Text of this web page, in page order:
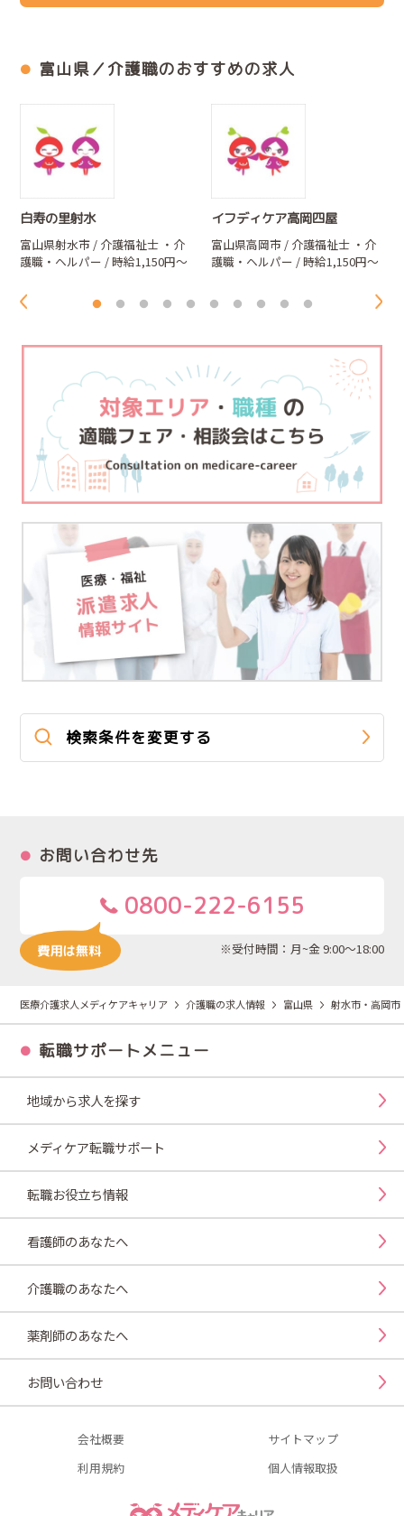
富山県／介護職のおすすめの求人
白寿の里射水
富山県射水市 / 介護福祉士 ・介
護職・ヘルパー / 時給1,150円～
イフディケア高岡四屋
富山県高岡市 / 介護福祉士 ・介
護職・ヘルパー / 時給1,150円～
検索条件を変更する
お問い合わせ先
0800-222-6155
※受付時間：月~金 9:00～18:00
医療介護求人メディケアキャリア 介護職の求人情報 富山県 射水市・高岡市
転職サポートメニュー
地域から求人を探す
メディケア転職サポート
転職お役立ち情報
看護師のあなたへ
介護職のあなたへ
薬剤師のあなたへ
お問い合わせ
会社概要
サイトマップ
利用規約
個人情報取扱